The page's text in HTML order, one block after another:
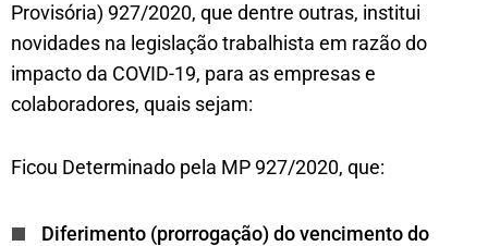
Provisória) 927/2020, que dentre outras, institui
novidades na legislação trabalhista em razão do
impacto da COVID-19, para as empresas e
colaboradores, quais sejam:
Ficou Determinado pela MP 927/2020, que:
Diferimento (prorrogação) do vencimento do